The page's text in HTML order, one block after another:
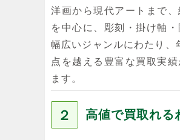
洋画から現代アートまで、
を中心に、彫刻・掛け軸
幅広いジャンルにわたり、
点を越える豊富な買取実
ます。
２ 高値で買取れる